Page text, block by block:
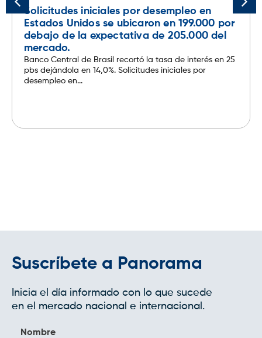
Solicitudes iniciales por desempleo en
Estados Unidos se ubicaron en 199.000 por
debajo de la expectativa de 205.000 del
mercado.
Banco Central de Brasil recortó la tasa de interés en 25
pbs dejándola en 14,0%. Solicitudes iniciales por
desempleo en...
Suscríbete a Panorama
Inicia el día informado con lo que sucede
en el mercado nacional e internacional.
Nombre